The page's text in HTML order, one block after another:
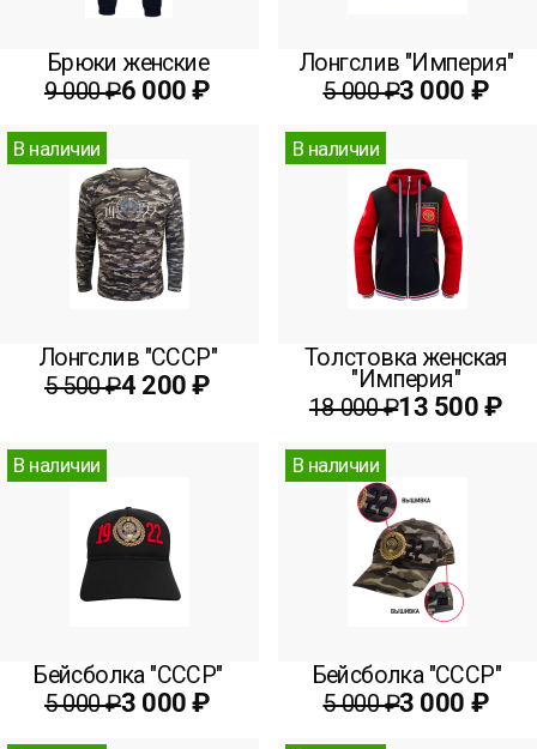
Брюки женские
9 000 ₽6 000 ₽
Лонгслив "Империя"
5 000 ₽3 000 ₽
В наличии
Лонгслив "СССР"
5 500 ₽4 200 ₽
В наличии
Толстовка женская
"Империя"
18 000 ₽13 500 ₽
В наличии
Бейсболка "СССР"
5 000 ₽3 000 ₽
В наличии
Бейсболка "СССР"
5 000 ₽3 000 ₽